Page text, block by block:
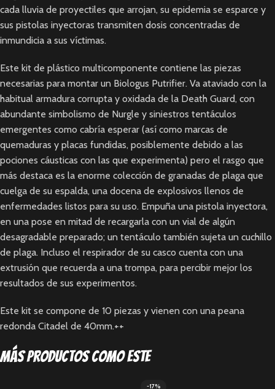
cada lluvia de proyectiles que arrojan, su epidemia se esparce y
sus pistolas inyectoras transmiten dosis concentradas de
inmundicia a sus víctimas.
Este kit de plástico multicomponente contiene las piezas
necesarias para montar un Biologus Putrifier. Va ataviado con la
habitual armadura corrupta y oxidada de la Death Guard, con
abundante simbolismo de Nurgle y siniestros tentáculos
emergentes como cabría esperar (así como marcas de
quemaduras y placas fundidas, posiblemente debido a las
pociones cáusticas con las que experimenta) pero el rasgo que
más destaca es la enorme colección de granadas de plaga que
cuelga de su espalda, una docena de explosivos llenos de
enfermedades listos para su uso. Empuña una pistola inyectora,
en una pose en mitad de recargarla con un vial de algún
desagradable preparado; un tentáculo también sujeta un cuchillo
de plaga. Incluso el respirador de su casco cuenta con una
extrusión que recuerda a una trompa, para percibir mejor los
resultados de sus experimentos.
Este kit se compone de 10 piezas y vienen con una peana
redonda Citadel de 40mm.++
Más productos como este
-17%